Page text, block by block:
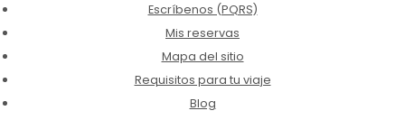
Escríbenos (PQRS)
Mis reservas
Mapa del sitio
Requisitos para tu viaje
Blog